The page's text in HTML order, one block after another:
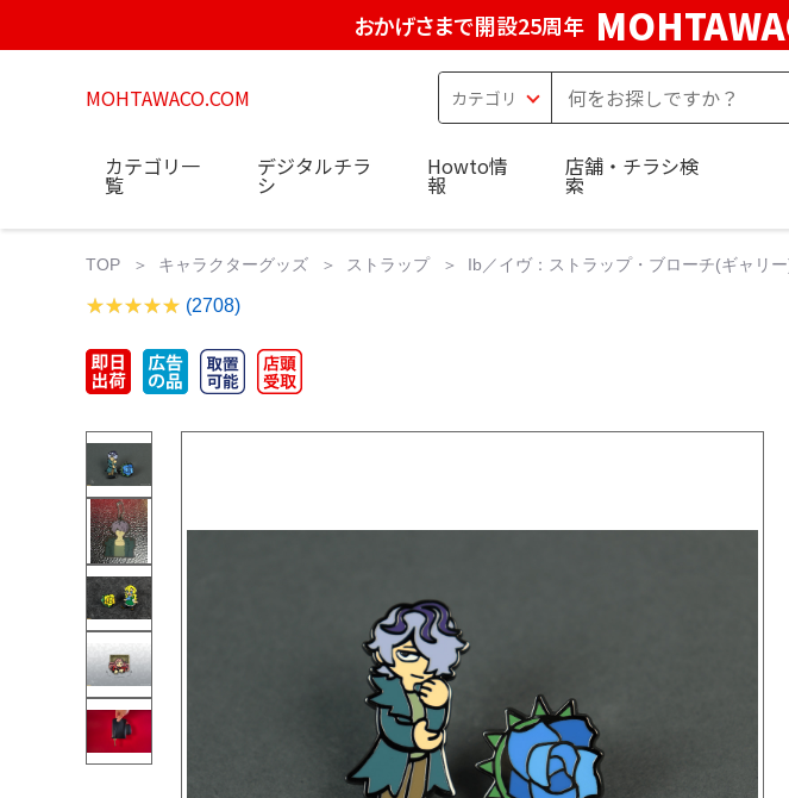
おかげさまで開設25周年
MOHTAWACO.COM
カテゴリ一
覧
デジタルチラ
シ
Howto情
報
店舗・チラシ検
索
TOP キャラクターグッズ ストラップ Ib／イヴ：ストラップ・ブローチ(ギャリ
(2708)